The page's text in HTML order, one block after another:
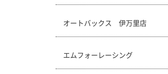
オートバックス 伊万里店
エムフォーレーシング